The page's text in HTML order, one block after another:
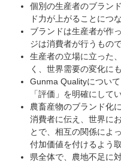
個別の生産者のブラン
ド力が上がることにつな
ブランドは生産者が作
ジは消費者が行うもので
生産者の立場に立った
く、世界需要の変化に
Gunma Qualityについ
「評価」を明確にして
農畜産物のブランド化
消費者に伝え、世界に
とで、相互の関係によ
付加価値を付けるよう
県全体で、農地不足に